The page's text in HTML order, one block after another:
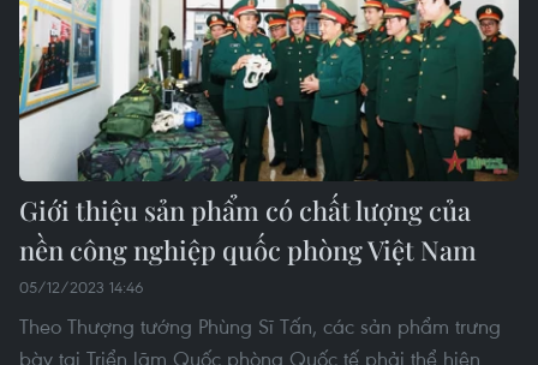
Giới thiệu sản phẩm có chất lượng của
nền công nghiệp quốc phòng Việt Nam
05/12/2023 14:46
Theo Thượng tướng Phùng Sĩ Tấn, các sản phẩm trưng
bày tại Triển lãm Quốc phòng Quốc tế phải thể hiện